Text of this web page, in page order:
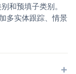
和预填子类别。
多实体跟踪、情景